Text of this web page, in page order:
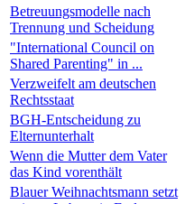
Betreuungsmodelle nach
Trennung und Scheidung
"International Council on
Shared Parenting" in ...
Verzweifelt am deutschen
Rechtsstaat
BGH-Entscheidung zu
Elternunterhalt
Wenn die Mutter dem Vater
das Kind vorenthält
Blauer Weihnachtsmann setzt